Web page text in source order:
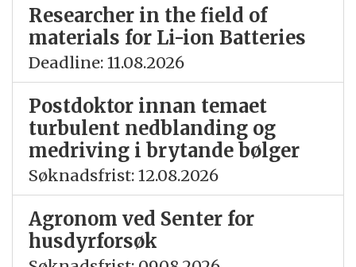
Researcher in the field of
materials for Li-ion Batteries
Deadline: 11.08.2026
Postdoktor innan temaet
turbulent nedblanding og
medriving i brytande bølger
Søknadsfrist: 12.08.2026
Agronom ved Senter for
husdyrforsøk